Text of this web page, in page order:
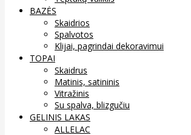
BAZĖS
Skaidrios
Spalvotos
Klijai, pagrindai dekoravimui
TOPAI
Skaidrus
Matinis, satininis
Vitražinis
Su spalva, blizgučiu
GELINIS LAKAS
ALLELAC